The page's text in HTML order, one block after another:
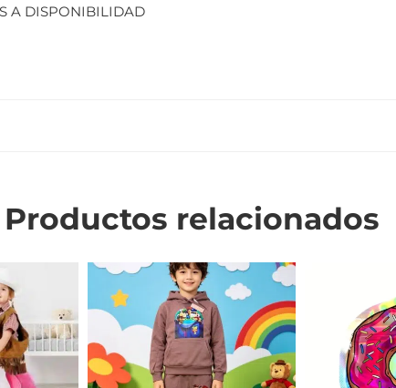
A DISPONIBILIDAD
Productos relacionados